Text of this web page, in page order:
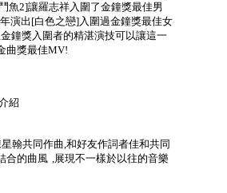
魚2]讓羅志祥入圍了金鐘獎最佳男
演出[白色之戀]入圍過金鐘獎最佳女
鐘獎入圍者的精湛演技可以讓這一
曲獎最佳MV!
紹
翰共同作曲,和好友作詞者佳和共同
的曲風 ,展現不一樣於以往的音樂